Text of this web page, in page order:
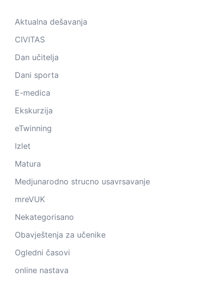
Aktualna dešavanja
CIVITAS
Dan učitelja
Dani sporta
E-medica
Ekskurzija
eTwinning
Izlet
Matura
Medjunarodno strucno usavrsavanje
mreVUK
Nekategorisano
Obavještenja za učenike
Ogledni časovi
online nastava